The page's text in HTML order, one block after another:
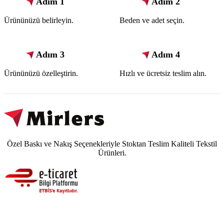
Ürününüzü belirleyin. Beden ve adet seçin.
Adım 3
Ürününüzü özelleştirin.
Adım 4
Hızlı ve ücretsiz teslim alın.
Özel Baskı ve Nakış Seçenekleriyle Stoktan Teslim Kaliteli Tekstil
Ürünleri.